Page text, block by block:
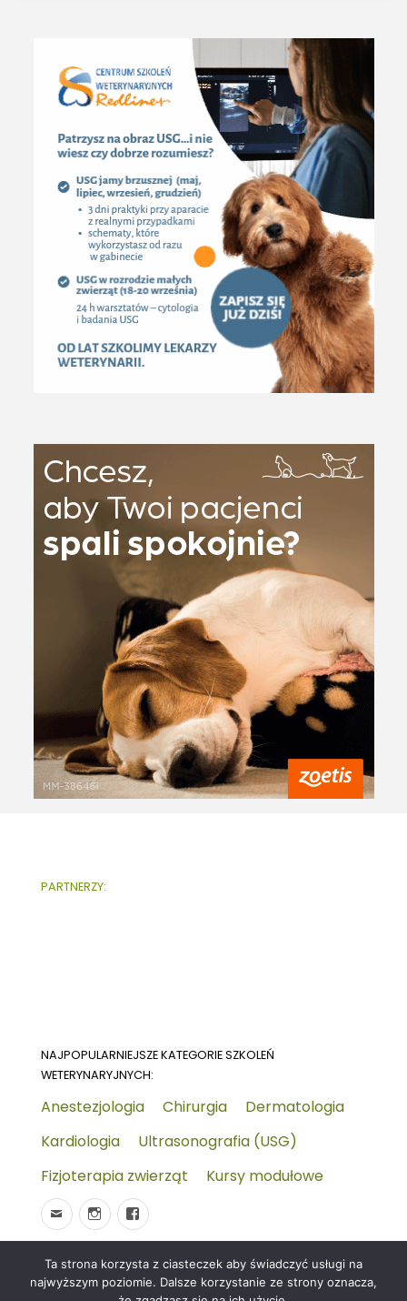
PARTNERZY:
NAJPOPULARNIEJSZE KATEGORIE SZKOLEŃ
WETERYNARYJNYCH:
Anestezjologia Chirurgia
Dermatologia
Kardiologia
Ultrasonografia (USG)
Fizjoterapia zwierząt
Kursy modułowe
© 2026Wydarzenia-wet.pl
Polityka prywatności i
RODO
Czym jest strona KALENDARZ WYDARZEŃ
Ta strona korzysta z ciasteczek aby świadczyć usługi na
najwyższym poziomie. Dalsze korzystanie ze strony oznacza,